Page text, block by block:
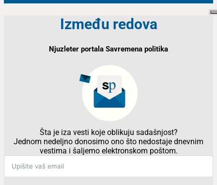
Između redova
Njuzleter portala Savremena politika
Šta je iza vesti koje oblikuju sadašnjost?
Jednom nedeljno donosimo ono što nedostaje dnevnim
vestima i šaljemo elektronskom poštom.